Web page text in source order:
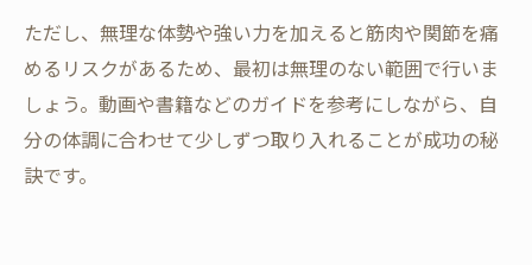
ただし、無理な体勢や強い力を加えると筋肉や関節を痛
めるリスクがあるため、最初は無理のない範囲で行いま
しょう。動画や書籍などのガイドを参考にしながら、自
分の体調に合わせて少しずつ取り入れることが成功の秘
訣です。